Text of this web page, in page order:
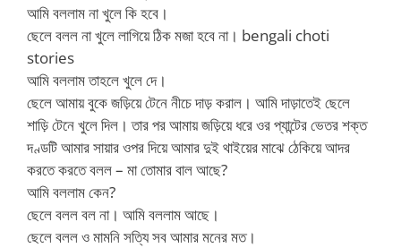
আমি বললাম না খুলে কি হবে।
ছেলে বলল না খুলে লাগিয়ে ঠিক মজা হবে না। bengali choti
stories
আমি বললাম তাহলে খুলে দে।
ছেলে আমায় বুকে জড়িয়ে টেনে নীচে দাড় করাল। আমি দাড়াতেই ছেলে
শাড়ি টেনে খুলে দিল। তার পর আমায় জড়িয়ে ধরে ওর প্যান্টের ভেতর শক্ত
দণ্ডটি আমার সায়ার ওপর দিয়ে আমার দুই থাইয়ের মাঝে ঠেকিয়ে আদর
করতে করতে বলল – মা তোমার বাল আছে?
আমি বললাম কেন?
ছেলে বলল বল না। আমি বললাম আছে।
ছেলে বলল ও মামনি সত্যি সব আমার মনের মত।